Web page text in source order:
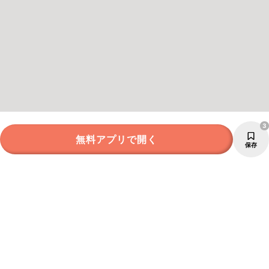
無料アプリで開く 保存
3